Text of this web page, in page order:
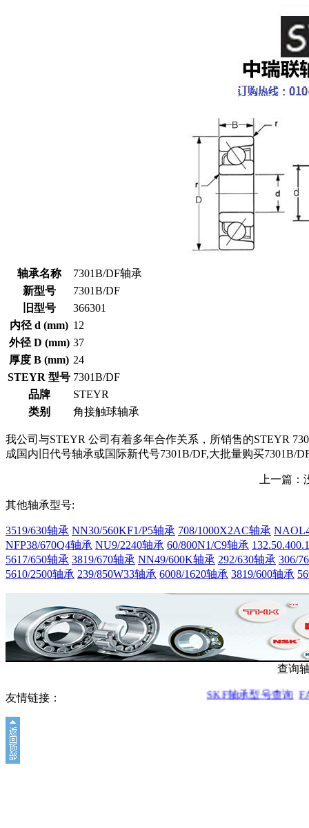
轴承名称
7301B/DF轴承
新型号
7301B/DF
旧型号
366301
内径 d (mm) 12
外径 D (mm) 37
厚度 B (mm) 24
STEYR 型号 7301B/DF
品牌
STEYR
类别
角接触球轴承
我公司与STEYR 公司有着多年合作关系，所销售的STEYR
成国内旧代号轴承或国际新代号7301B/DF,大批量购买7301B/
上一篇
其他轴承型号:
3519/630轴承 NN30/560KF1/P5轴承 708/1000X2AC轴承
NFP38/670Q4轴承 NU9/2240轴承 60/800N1/C9轴承
5617/650轴承 3819/670轴承 NN49/600K轴承 292/630轴承 306/
5610/2500轴承 239/850W33轴承 6008/1620轴承 3819/600轴承
查询
友情链接： SKF轴承型号查询